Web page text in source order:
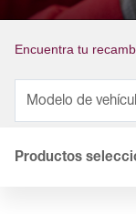
Encuentra tu
Productos